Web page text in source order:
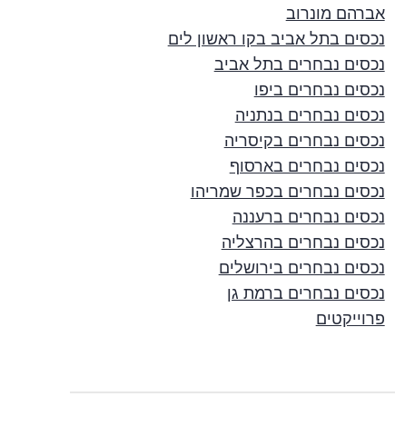
אברהם מונרוב
נכסים בתל אביב בקו ראשון לים
נכסים נבחרים בתל אביב
נכסים נבחרים ביפו
נכסים נבחרים בנתניה
נכסים נבחרים בקיסריה
נכסים נבחרים בארסוף
נכסים נבחרים בכפר שמריהו
נכסים נבחרים ברעננה
נכסים נבחרים בהרצליה
נכסים נבחרים בירושלים
נכסים נבחרים ברמת גן
פרוייקטים